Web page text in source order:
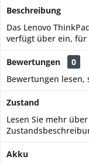
Beschreibung
Das Lenovo
verfügt über ein, für
Bewertungen
0
Bewertungen
Zustand
Lesen Sie mehr
Akku